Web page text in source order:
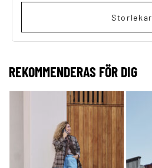
Storlekar
REKOMMENDERAS FÖR DIG